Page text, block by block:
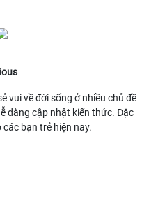
vui về đời sống ở nhiều chủ đề
dàng cập nhật kiến thức. Đặc
bạn trẻ hiện nay.